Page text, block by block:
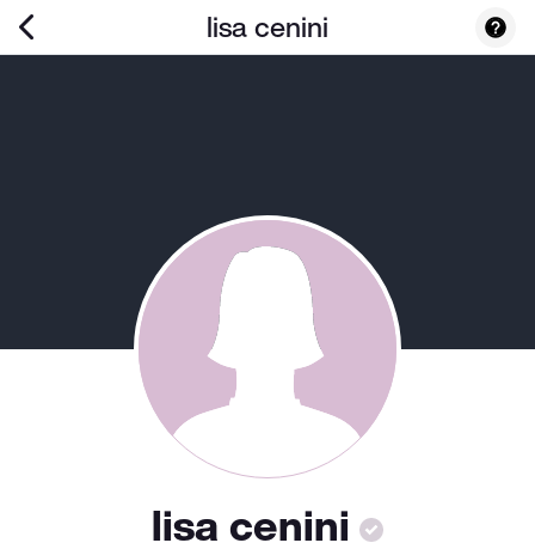
lisa cenini
lisa cenini